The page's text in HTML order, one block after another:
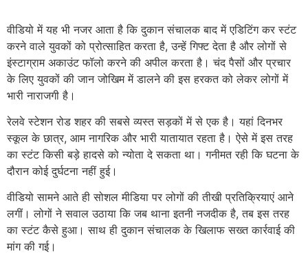
वीडियो में यह भी नजर आता है कि दुकान संचालक बाद में एडिटिंग कर स्टंट
करने वाले युवकों को प्रोत्साहित करता है, उन्हें गिफ्ट देता है और लोगों से
इंस्टाग्राम अकाउंट फॉलो करने की अपील करता है। चंद पैसों और प्रचार
के लिए युवकों की जान जोखिम में डालने की इस हरकत को लेकर लोगों में
भारी नाराजगी है।
रेलवे स्टेशन रोड शहर की सबसे व्यस्त सड़कों में से एक है। यहां दिनभर
स्कूल के छात्र, आम नागरिक और भारी यातायात रहता है। ऐसे में इस तरह
का स्टंट किसी बड़े हादसे को न्योता दे सकता था। गनीमत रही कि घटना के
दौरान कोई दुर्घटना नहीं हुई।
वीडियो सामने आते ही सोशल मीडिया पर लोगों की तीखी प्रतिक्रियाएं आने
लगीं। लोगों ने सवाल उठाया कि जब थाना इतनी नजदीक है, तब इस तरह
का स्टंट कैसे हुआ। साथ ही दुकान संचालक के खिलाफ सख्त कार्रवाई की
मांग की गई।